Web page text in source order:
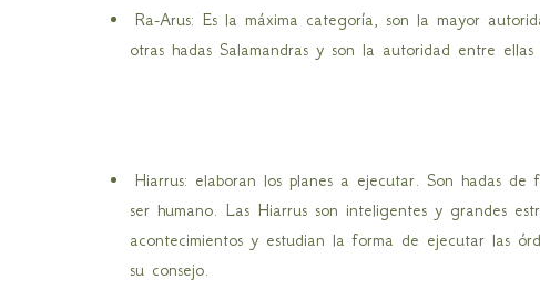
Ra-Arus: Es la máxima categoría, son la mayor
otras hadas Salamandras y son la autoridad entre
Hiarrus: elaboran los planes a ejecutar. Son hadas
ser humano. Las Hiarrus son inteligentes y grandes
acontecimientos y estudian la forma de ejecutar las
su consejo.